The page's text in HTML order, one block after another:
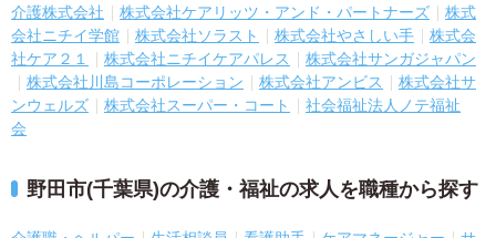
介護株式会社
株式会社ケアリッツ・アンド・パートナーズ
株式
会社ニチイ学館
株式会社ソラスト 株式会社やさしい手
株式会
社ケア２１
株式会社ニチイケアパレス
株式会社サンガジャパン
株式会社川島コーポレーション
株式会社アンビス
株式会社サ
ンウェルズ
株式会社スーパー・コート
社会福祉法人ノテ福祉
会
野田市(千葉県)の介護・福祉の求人を職種から探す